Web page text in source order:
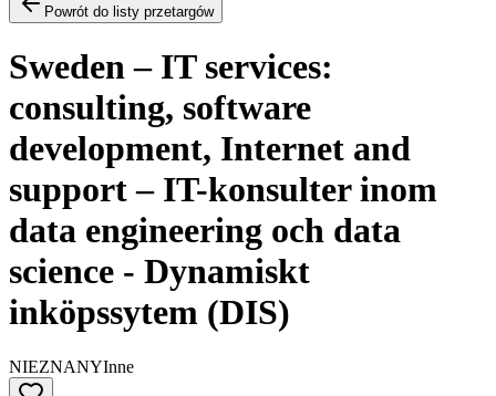
Powrót do listy przetargów
Sweden – IT services:
consulting, software
development, Internet and
support – IT-konsulter inom
data engineering och data
science - Dynamiskt
inköpssytem (DIS)
NIEZNANYInne